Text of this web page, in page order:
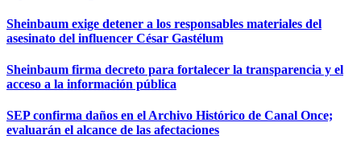
Sheinbaum exige detener a los responsables materiales del
asesinato del influencer César Gastélum
Sheinbaum firma decreto para fortalecer la transparencia y el
acceso a la información pública
SEP confirma daños en el Archivo Histórico de Canal Once;
evaluarán el alcance de las afectaciones